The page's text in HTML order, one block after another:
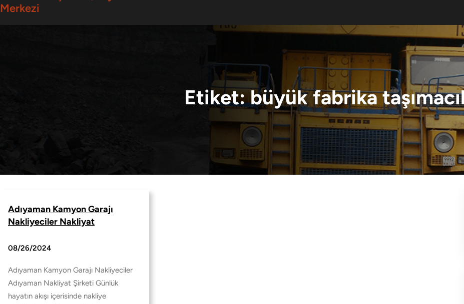
Merkezi
Etiket:büyük fabrika
Adıyaman Kamyon Garajı
Nakliyeciler Nakliyat
08/26/2024
Adıyaman Kamyon Garajı Nakliyeciler
Adıyaman Nakliyat Şirketi Günlük
hayatın akışı içerisinde nakliye